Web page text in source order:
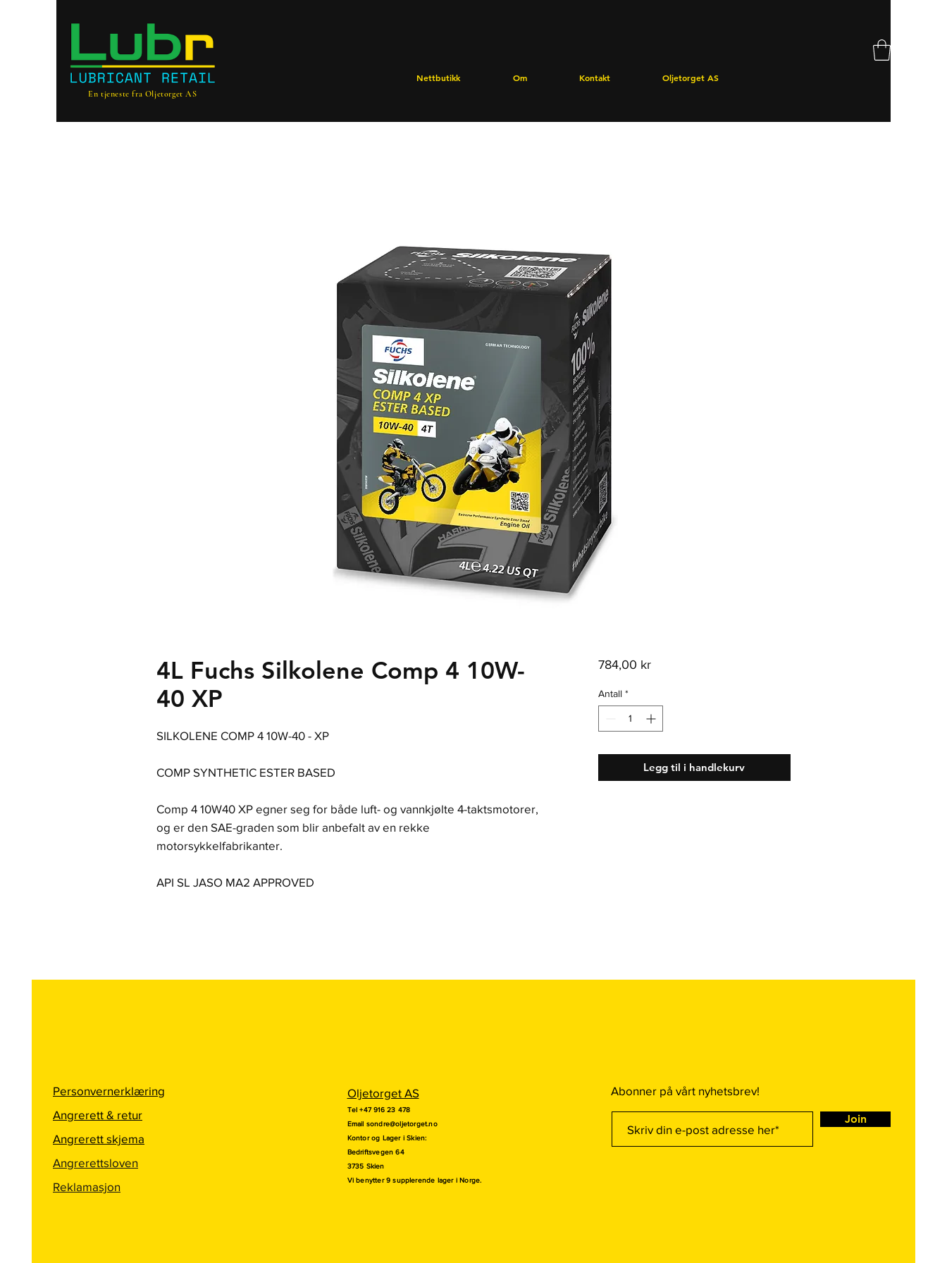
En tjeneste fra Oljetorget AS
Nettbutikk Om Kontakt Oljetorget AS
4L Fuchs Silkolene Comp 4 10W-
40 XP
SILKOLENE COMP 4 10W-40 - XP
COMP SYNTHETIC ESTER BASED
Comp 4 10W40 XP egner seg for både luft- og vannkjølte 4-taktsmotorer,
og er den SAE-graden som blir anbefalt av en rekke
motorsykkelfabrikanter.
API SL JASO MA2 APPROVED
784,00 krPris
Antall *
Legg til i handlekurv
Personvernerklæring
Angrerett & retur
Angrerett skjema
Angrerettsloven
Reklamasjon
Oljetorget AS
Tel +47 916 23 478
Email sondre@oljetorget.no
Kontor og Lager i Skien:
Bedriftsvegen 64
3735 Skien
Vi benytter 9 supplerende lager i Norge.
Abonner på vårt nyhetsbrev!
Join